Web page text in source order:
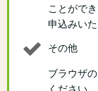
ことがで
申込みいた
その他
ブラウザ
ください。